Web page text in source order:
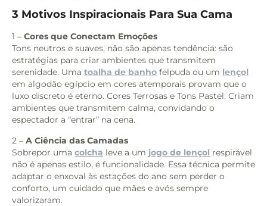
3 Motivos Inspiracionais Para Sua Cama
1 – Cores que Conectam Emoções
Tons neutros e suaves, não são apenas tendência: são
estratégias para criar ambientes que transmitem
serenidade. Uma toalha de banho felpuda ou um lençol
em algodão egípcio em cores atemporais provam que o
luxo discreto é eterno. Cores Terrosas e Tons Pastel: Criam
ambientes que transmitem calma, convidando o
espectador a “entrar” na cena.
2 – A Ciência das Camadas
Sobrepor uma colcha leve a um jogo de lençol respirável
não é apenas estilo, é funcionalidade. Essa técnica permite
adaptar o enxoval às estações do ano sem perder o
conforto, um cuidado que mães e avós sempre
valorizaram.